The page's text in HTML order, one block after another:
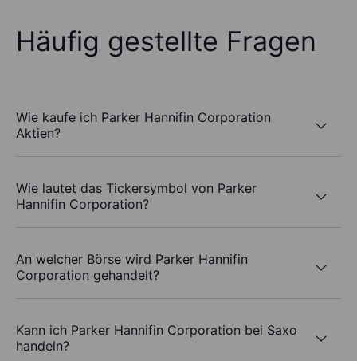
Häufig gestellte Fragen
Wie kaufe ich Parker Hannifin Corporation
Aktien?
Wie lautet das Tickersymbol von Parker
Hannifin Corporation?
An welcher Börse wird Parker Hannifin
Corporation gehandelt?
Kann ich Parker Hannifin Corporation bei Saxo
handeln?